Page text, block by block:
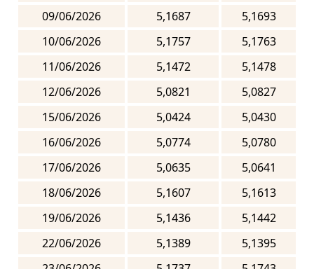
09/06/2026
5,1687
5,1693
10/06/2026
5,1757
5,1763
11/06/2026
5,1472
5,1478
12/06/2026
5,0821
5,0827
15/06/2026
5,0424
5,0430
16/06/2026
5,0774
5,0780
17/06/2026
5,0635
5,0641
18/06/2026
5,1607
5,1613
19/06/2026
5,1436
5,1442
22/06/2026
5,1389
5,1395